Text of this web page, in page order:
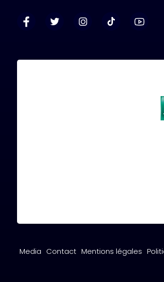
Media Contact Mentions légales